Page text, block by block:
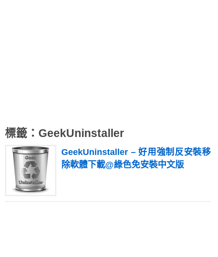
標籤：GeekUninstaller
GeekUninstaller – 好用強制反安裝移
除軟體下載@綠色免安裝中文版